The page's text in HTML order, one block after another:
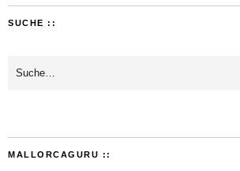
SUCHE ::
MALLORCAGURU ::